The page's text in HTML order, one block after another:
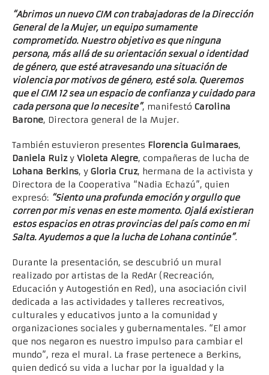
“Abrimos un nuevo CIM con trabajadoras de la Dirección
General de la Mujer, un equipo sumamente
comprometido. Nuestro objetivo es que ninguna
persona, más allá de su orientación sexual o identidad
de género, que esté atravesando una situación de
violencia por motivos de género, esté sola. Queremos
que el CIM 12 sea un espacio de confianza y cuidado para
cada persona que lo necesite”, manifestó Carolina
Barone, Directora general de la Mujer.
También estuvieron presentes Florencia Guimaraes,
Daniela Ruizy Violeta Alegre, compañeras de lucha de
Lohana Berkins, y Gloria Cruz, hermana de la activista y
Directora de la Cooperativa “Nadia Echazú”, quien
expresó: “Siento una profunda emoción y orgullo que
corren por mis venas en este momento. Ojalá existieran
estos espacios en otras provincias del país como en mi
Salta. Ayudemos a que la lucha de Lohana continúe”.
Durante la presentación, se descubrió un mural
realizado por artistas de la RedAr (Recreación,
Educación y Autogestión en Red), una asociación civil
dedicada a las actividades y talleres recreativos,
culturales y educativos junto a la comunidad y
organizaciones sociales y gubernamentales. “El amor
que nos negaron es nuestro impulso para cambiar el
mundo”, reza el mural. La frase pertenece a Berkins,
quien dedicó su vida a luchar por la igualdad y la